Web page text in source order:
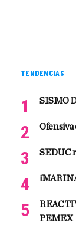
TENDENCIAS
SISMO
SEDUC
PEMEX